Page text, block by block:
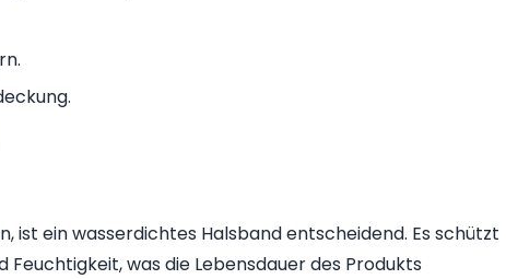
ist ein wasserdichtes Halsband entscheidend. Es schützt
Feuchtigkeit, was die Lebensdauer des Produkts